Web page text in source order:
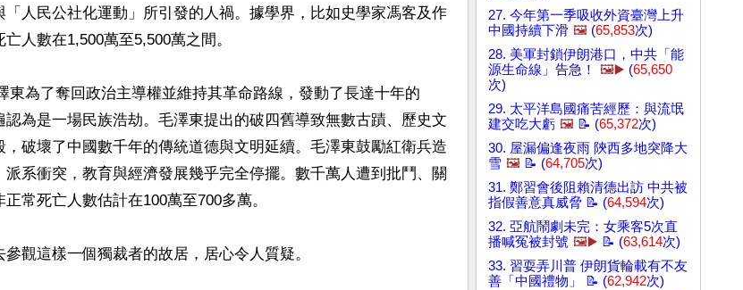
人民公社化運動」所引發的人禍。據學界，比如史學家馮客及作
人數在1,500萬至5,500萬之間。
東為了奪回政治主導權並維持其革命路線，發動了長達十年的
認為是一場民族浩劫。毛澤東提出的破四舊導致無數古蹟、歷史文
破壞了中國數千年的傳統道德與文明延續。毛澤東鼓勵紅衛兵造
派系衝突，教育與經濟發展幾乎完全停擺。數千萬人遭到批鬥、關
常死亡人數估計在100萬至700多萬。
觀這樣一個獨裁者的故居，居心令人質疑。
27. 今年第一季吸收外資臺灣上升
中國持續下滑 🖼️ (65,853次)
28. 美軍封鎖伊朗港口，中共「能
源生命線」告急！
🖼️▶️ (65,650
次)
29. 太平洋島國痛苦經歷：與流氓
建交吃大虧 🖼️ 📝 (65,372次)
30. 屋漏偏逢夜雨 陝西多地突降大
雪 🖼️ 📝 (64,705次)
31. 鄭習會後阻賴清德出訪 中共被
指假善意真威脅 📝 (64,594次)
32. 亞航鬧劇未完：女乘客5次直
播喊冤被封號 🖼️▶️ 📝 (63,614次)
33. 習耍弄川普 伊朗貨輪載有不友
善「中國禮物」 📝 (62,942次)